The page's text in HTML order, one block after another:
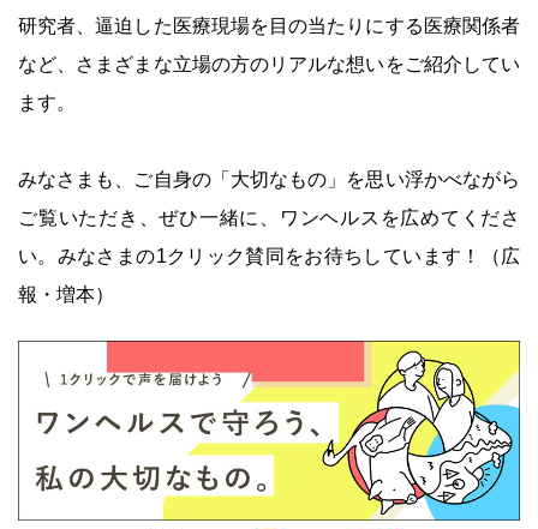
研究者、逼迫した医療現場を目の当たりにする医療関係者
など、さまざまな立場の方のリアルな想いをご紹介してい
ます。
みなさまも、ご自身の「大切なもの」を思い浮かべながら
ご覧いただき、ぜひ一緒に、ワンヘルスを広めてくださ
い。みなさまの1クリック賛同をお待ちしています！（広
報・増本）